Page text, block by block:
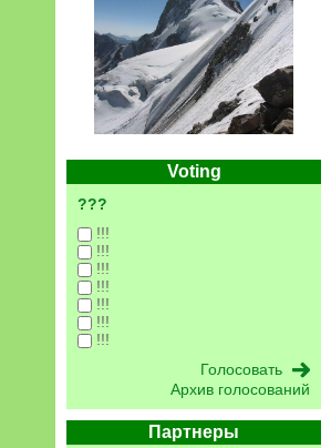
Voting
???
!!!
!!!
!!!
!!!
!!!
!!!
!!!
Архив голосований
Партнеры